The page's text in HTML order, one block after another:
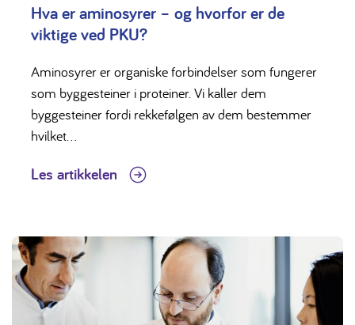
Hva er aminosyrer – og hvorfor er de
viktige ved PKU?
Aminosyrer er organiske forbindelser som fungerer
som byggesteiner i proteiner. Vi kaller dem
byggesteiner fordi rekkefølgen av dem bestemmer
hvilket...
Les artikkelen